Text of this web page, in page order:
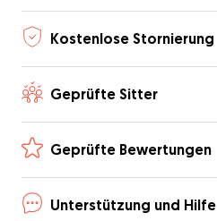
Kostenlose Stornierung
Geprüfte Sitter
Geprüfte Bewertungen
Unterstützung und Hilfe